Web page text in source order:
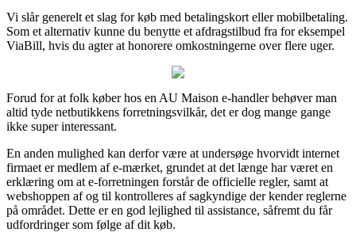
Vi slår generelt et slag for køb med betalingskort eller mobilbetaling.
Som et alternativ kunne du benytte et afdragstilbud fra for eksempel
ViaBill, hvis du agter at honorere omkostningerne over flere uger.
Forud for at folk køber hos en AU Maison e-handler behøver man
altid tyde netbutikkens forretningsvilkår, det er dog mange gange
ikke super interessant.
En anden mulighed kan derfor være at undersøge hvorvidt internet
firmaet er medlem af e-mærket, grundet at det længe har været en
erklæring om at e-forretningen forstår de officielle regler, samt at
webshoppen af og til kontrolleres af sagkyndige der kender reglerne
på området. Dette er en god lejlighed til assistance, såfremt du får
udfordringer som følge af dit køb.